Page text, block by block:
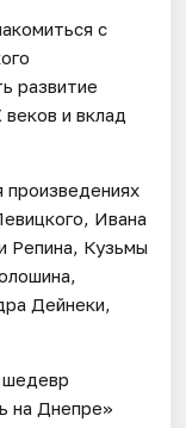
с
развитие
и вклад
произведениях
Ивана
Репина, Кузьмы
Дейнеки,
шедевр
на Днепре»